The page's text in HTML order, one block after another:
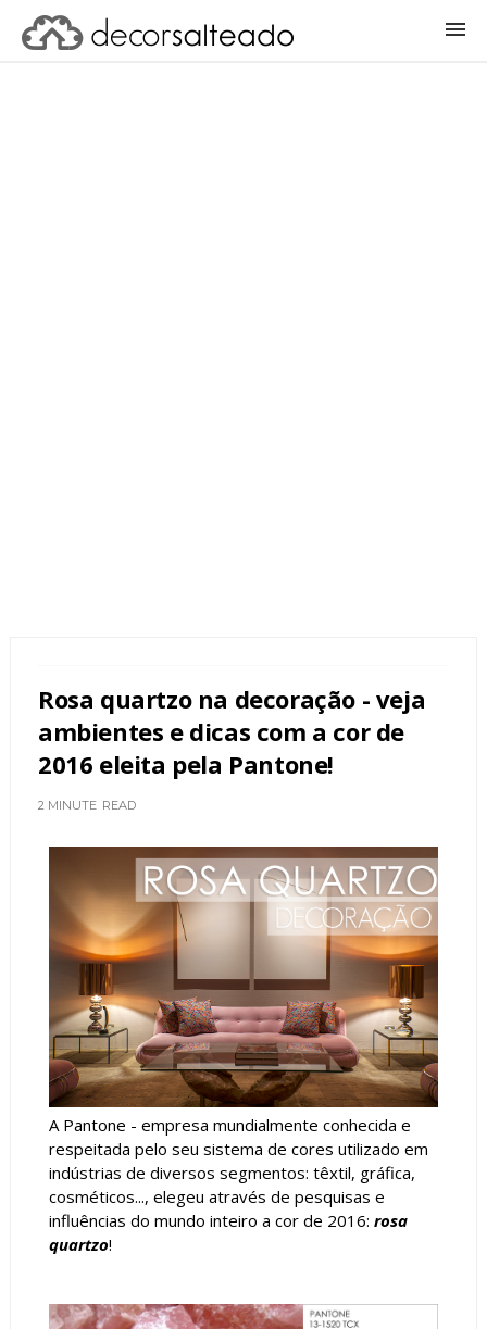
Rosa quartzo na decoração - veja
ambientes e dicas com a cor de
2016 eleita pela Pantone!
2 MINUTE READ
A Pantone - empresa mundialmente conhecida e
respeitada pelo seu sistema de cores utilizado em
indústrias de diversos segmentos: têxtil, gráfica,
cosméticos..., elegeu através de pesquisas e
influências do mundo inteiro a cor de 2016: rosa
quartzo!